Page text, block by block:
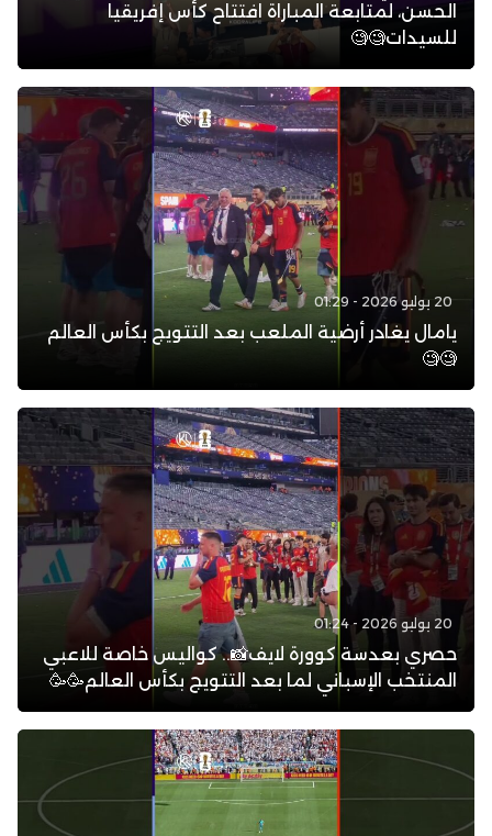
الحسن، لمتابعة المباراة افتتاح كأس إفريقيا
للسيدات🧐🧐
20 يوليو 2026 - 01:29
يامال يغادر أرضية الملعب بعد التتويج بكأس العالم
🧐🧐
20 يوليو 2026 - 01:24
حصري بعدسة كوورة لايف📸.. كواليس خاصة للاعبي
المنتخب الإسباني لما بعد التتويج بكأس العالم🥳🥳